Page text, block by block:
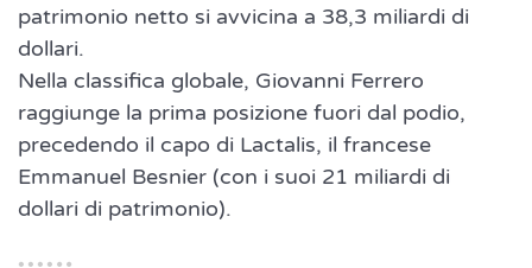
patrimonio netto si avvicina a 38,3 miliardi di
dollari.
Nella classifica globale, Giovanni Ferrero
raggiunge la prima posizione fuori dal podio,
precedendo il capo di Lactalis, il francese
Emmanuel Besnier (con i suoi 21 miliardi di
dollari di patrimonio).